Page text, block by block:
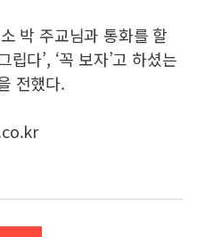
박 주교님과 통화를 할
다’, ‘꼭 보자’고 하셨는
전했다.